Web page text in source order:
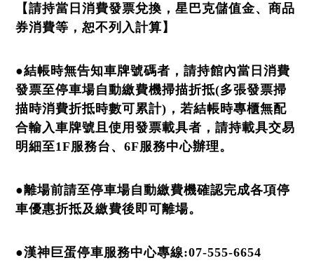
【請持當日消費發票兌換，星巴克儲值金、商品
券消費等，恕不列入計算】
●結帳時無告知車牌號碼者，請持館內當日消費
發票至停車場自動繳費機掃描折抵(多張發票掃
描時消費折抵時數可累計)，若結帳時專櫃無配
合輸入車牌號且使用發票載具者，請持載具交易
明細至1F服務台、6F服務中心辦理。
●離場前請至停車場自動繳費機確認完成各項停
車優惠折抵及繳費後即可離場。
●漢神巨蛋停車服務中心專線:07-555-6654